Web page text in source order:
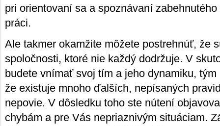
pri orientovaní sa a spoznávaní
práci.
Ale takmer okamžite môžete postrehnúť, že
spoločnosti, ktoré nie každý dodržuje. V
budete vnímať svoj tím a jeho dynamiku,
že existuje mnoho ďalších, nepísaných
nepovie. V dôsledku toho ste nútení
chybám a pre Vás nepriaznivým situáciam.